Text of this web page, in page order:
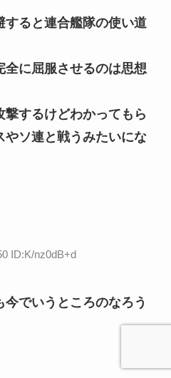
すると連合艦隊の使い道
全に屈服させるのは思想
するけどわかってもら
やソ連と戦うみたいにな
ID:K/nz0dB+d
でいうところのなろう